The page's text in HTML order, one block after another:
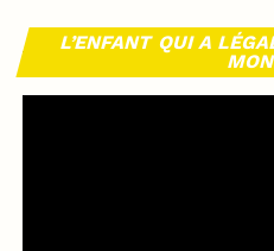
L’ENFANT QUI A